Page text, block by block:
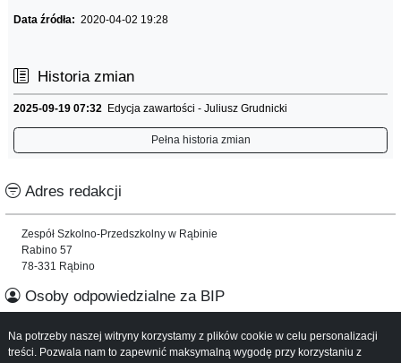
Data źródła: 2020-04-02 19:28
Historia zmian
2025-09-19 07:32 Edycja zawartości - Juliusz Grudnicki
Pełna historia zmian
Adres redakcji
Zespół Szkolno-Przedszkolny w Rąbinie
Rabino 57
78-331 Rąbino
Osoby odpowiedzialne za BIP
Informacje o serwisie
Na potrzeby naszej witryny korzystamy z plików cookie w celu personalizacji
treści. Pozwala nam to zapewnić maksymalną wygodę przy korzystaniu z